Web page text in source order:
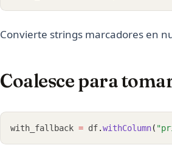
Convierte strings marcadores en
Coalesce para
with_fallback = df.withColumn(